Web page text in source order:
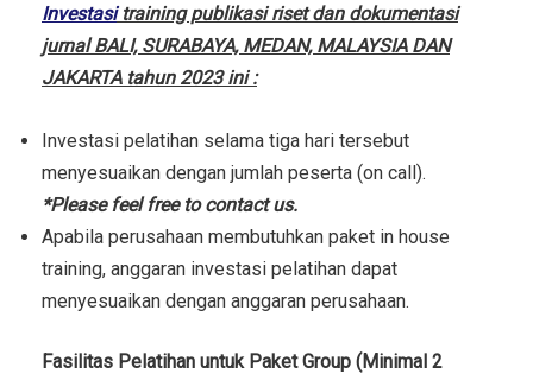
Investasitraining publikasi riset dan dokumentasi
jurnal BALI, SURABAYA, MEDAN, MALAYSIA DAN
JAKARTA tahun 2023 ini :
Investasi pelatihan selama tiga hari tersebut
menyesuaikan dengan jumlah peserta (on call).
*Please feel free to contact us.
Apabila perusahaan membutuhkan paket in house
training, anggaran investasi pelatihan dapat
menyesuaikan dengan anggaran perusahaan.
Fasilitas Pelatihan untuk Paket Group (Minimal 2